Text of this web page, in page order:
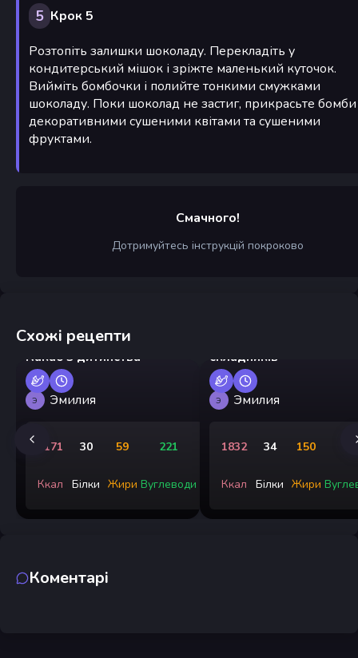
5 Крок 5
Розтопіть залишки шоколаду. Перекладіть у
кондитерський мішок і зріжте маленький куточок.
Вийміть бомбочки і полийте тонкими смужками
шоколаду. Поки шоколад не застиг, прикрасьте бомби
декоративними сушеними квітами та сушеними
фруктами.
Смачного!
Дотримуйтесь інструкцій покроково
Схожі рецепти
Какао з дитинства
Э Эмилия
2171
Ккал
30
Білки
59
Жири
221
Вуглеводи
складників
Э Эмилия
1832
Ккал
34
Білки
150
Жири
82
Коментарі